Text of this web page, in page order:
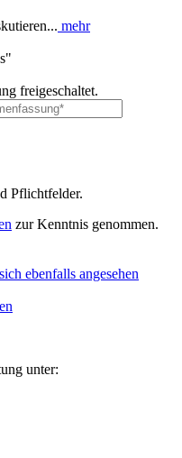
mehr
freigeschaltet.
Pflichtfelder.
zur Kenntnis genommen.
ebenfalls angesehen
unter: